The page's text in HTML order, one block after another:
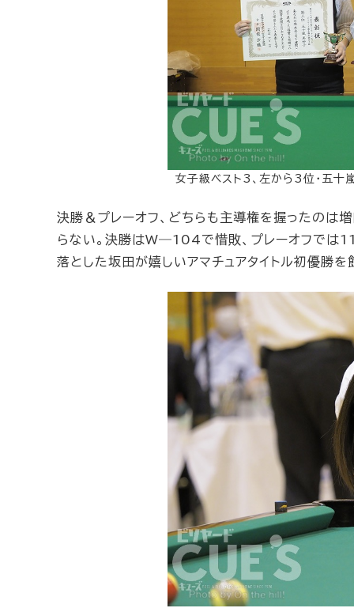
女子級ベスト3、左から3位・五十嵐
決勝＆プレーオフ、どちらも主導権を握ったのは
らない。決勝はW―104で惜敗、プレーオフでは
落とした坂田が嬉しいアマチュアタイトル初優勝を